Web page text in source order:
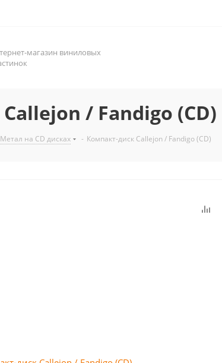
магазин виниловых
/ Fandigo (CD)
Метал на CD дисках - Компакт-диск Callejon / Fandigo (CD)